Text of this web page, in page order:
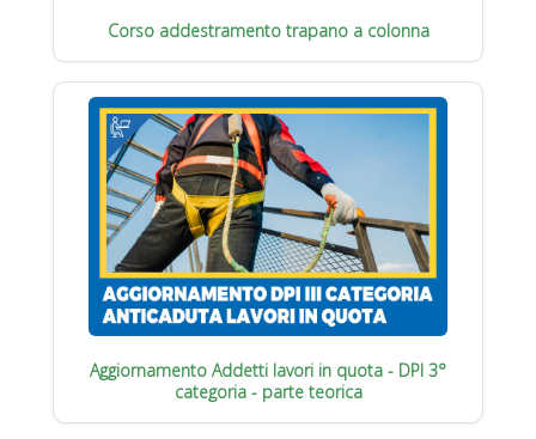
Corso addestramento trapano a colonna
Aggiornamento Addetti lavori in quota - DPI 3°
categoria - parte teorica